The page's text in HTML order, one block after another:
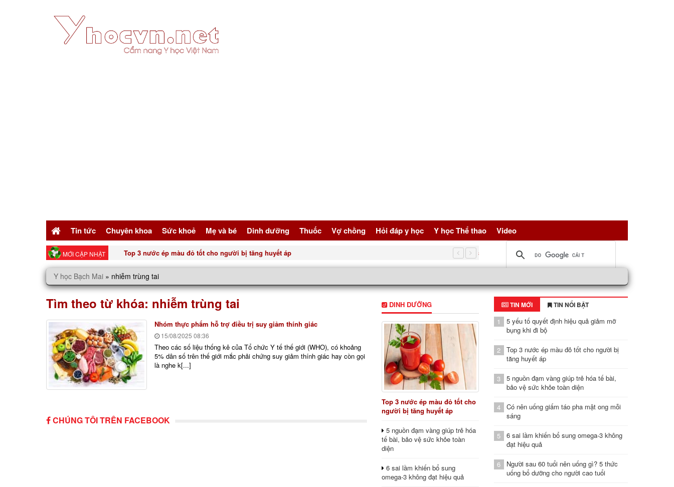
Tin tức Chuyên khoa Sức khoẻ Mẹ và bé Dinh dưỡng Thuốc Vợ chồng Hỏi đáp y học Y học Thể thao Video
MỚI CẬP NHẬT Top 3 nước ép màu đỏ tốt cho người bị tăng huyết áp 5 nguồn đạm vàng giúp trẻ hóa tế bài, bảo vệ sức khỏe toàn
Y học Bạch Mai » nhiễm trùng tai
nhiễm trùng tai
Tìm theo từ khóa:
Nhóm thực phẩm hỗ trợ điều trị suy giảm thính giác
15/08/2025 08:36
Theo các số liệu thống kê của Tổ chức Y tế thế giới (WHO), có khoảng
5% dân số trên thế giới mắc phải chứng suy giảm thính giác hay còn gọi
là nghe k[...]
CHÚNG TÔI TRÊN FACEBOOK
DINH DƯỠNG
Top 3 nước ép màu đỏ tốt cho
người bị tăng huyết áp
5 nguồn đạm vàng giúp trẻ hóa
tế bài, bảo vệ sức khỏe toàn
diện
6 sai lầm khiến bổ sung
omega-3 không đạt hiệu quả
TIN MỚI TIN NỔI BẬT
1
5 yếu tố quyết định hiệu quả giảm mỡ
bụng khi đi bộ
2
Top 3 nước ép màu đỏ tốt cho người bị
tăng huyết áp
3
5 nguồn đạm vàng giúp trẻ hóa tế bài,
bảo vệ sức khỏe toàn diện
4
Có nên uống giấm táo pha mật ong mỗi
sáng
5
6 sai lầm khiến bổ sung omega-3 không
đạt hiệu quả
6
Người sau 60 tuổi nên uống gì? 5 thức
uống bổ dưỡng cho người cao tuổi